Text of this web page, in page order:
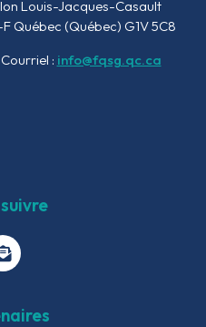
Louis-Jacques-Casault
Québec (Québec) G1V 5C8
Courriel : info@fqsg.qc.ca